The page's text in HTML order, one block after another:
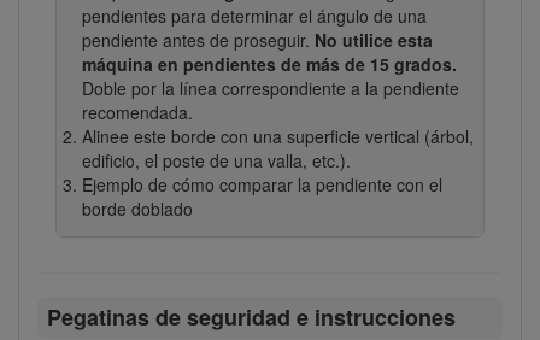
pendientes para determinar el ángulo de una
pendiente antes de proseguir. No utilice esta
máquina en pendientes de más de 15 grados.
Doble por la línea correspondiente a la pendiente
recomendada.
Alinee este borde con una superficie vertical (árbol,
edificio, el poste de una valla, etc.).
Ejemplo de cómo comparar la pendiente con el
borde doblado
Pegatinas de seguridad e instrucciones